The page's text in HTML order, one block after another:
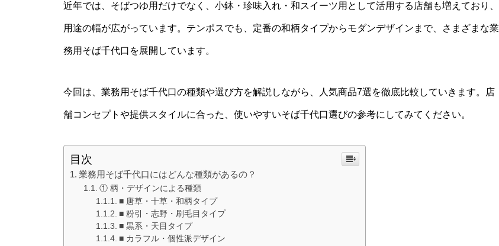
近年では、そばつゆ用だけでなく、小鉢・珍味入れ・和スイーツ用として活用する店舗も増えており、
用途の幅が広がっています。テンポスでも、定番の和柄タイプからモダンデザインまで、さまざまな業
務用そば千代口を展開しています。
今回は、業務用そば千代口の種類や選び方を解説しながら、人気商品7選を徹底比較していきます。店
舗コンセプトや提供スタイルに合った、使いやすいそば千代口選びの参考にしてみてください。
目次
業務用そば千代口にはどんな種類があるの？
① 柄・デザインによる種類
■ 唐草・十草・和柄タイプ
■ 粉引・志野・刷毛目タイプ
■ 黒系・天目タイプ
■ カラフル・個性派デザイン